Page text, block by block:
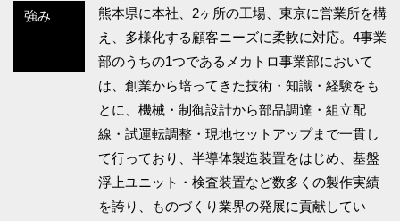
強み
熊本県に本社、2ヶ所の工場、東京に営業所を構
え、多様化する顧客ニーズに柔軟に対応。4事業
部のうちの1つであるメカトロ事業部において
は、創業から培ってきた技術・知識・経験をも
とに、機械・制御設計から部品調達・組立配
線・試運転調整・現地セットアップまで一貫し
て行っており、半導体製造装置をはじめ、基盤
浮上ユニット・検査装置など数多くの製作実績
を誇り、ものづくり業界の発展に貢献してい